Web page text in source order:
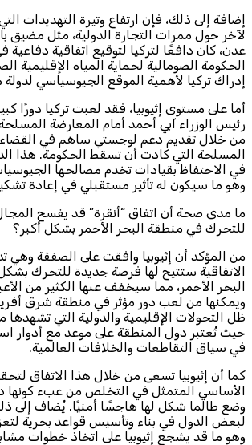
إضافة إلى ذلك، فإن ارتفاع وتيرة التهديدات
لآخر حول ممرات التجارة الدولية، مثل مضيق
عدن، كان دافعًا لتركيا لتوقيع اتفاقية دفاعية
الحكومة الصومالية لحماية المياه الإقليمية
إدراك تركيا لأهمية الموقع الجيوسياسي
أما على مستوى إثيوبيا، فقد لعبت تركيا دورًا
رئيس الوزراء آبي أحمد أمام المعارضة
من خلال تقديم دعم لوجستي ساهم في
المسلحة التي كادت أن تسقط الحكومة. هذا
في الاحتفاظ بقيادات تخدم مصالحها
وهو ما سيكون له تأثير مستقبلي في إعادة
ما مدى صحة أن اتفاق “أنقرة” قد يفسح المجال
للتحرك في منطقة البحر الأحمر بشكل أكبر؟
من المؤكد أن إثيوبيا وافقت على الصفقة وهي
الاتفاقية ستتيح لها فرصة جديدة للتحرك
البحر الأحمر، مما سيخفف عنها الكثير من
ويمكنها من لعب دور مؤثر في منطقة شرق
ظل التحولات الإقليمية والدولية التي تشهدها
حيث تُعتبر دول المنطقة على موعد مع أدوار
في سياق التقاطعات والخلافات العالمية.
كما أن إثيوبيا تسعى من خلال هذا الاتفاق
الأساسي المتمثل في التخلص من عبء كونها
وضع طالما شكل لها هاجسًا أمنيًا. يُضاف إلى
لبعض الدول في بناء وتأسيس قواعد بحرية
وهو ما قد يشجع إثيوبيا على اتخاذ خطوات